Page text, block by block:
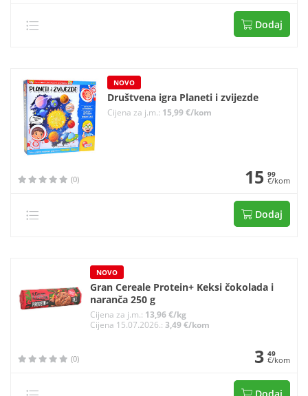
Dodaj
NOVO
Društvena igra Planeti i zvijezde
Cijena za j.m.: 15,99 €/kom
(0) 15 99
€/kom
Dodaj
NOVO
Gran Cereale Protein+ Keksi čokolada i
naranča 250 g
Cijena za j.m.: 13,96 €/kg
Cijena 15.07.2026.:3,49 €/kom
(0) 3 49
€/kom